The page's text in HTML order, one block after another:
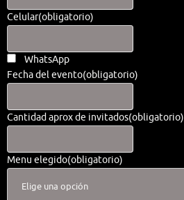
Celular(obligatorio)
WhatsApp
Fecha del evento(obligatorio)
Cantidad aprox de invitados(obligatorio)
Menu elegido(obligatorio)